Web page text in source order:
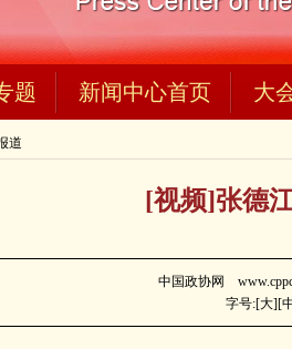
题 新闻中心首页 大
道
[视频]张德
中国政协网
字号:[大][